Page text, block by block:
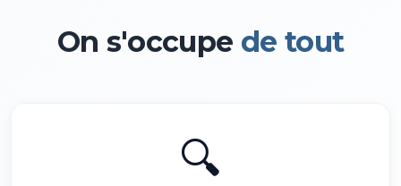
On s'occupe de tout
🔍